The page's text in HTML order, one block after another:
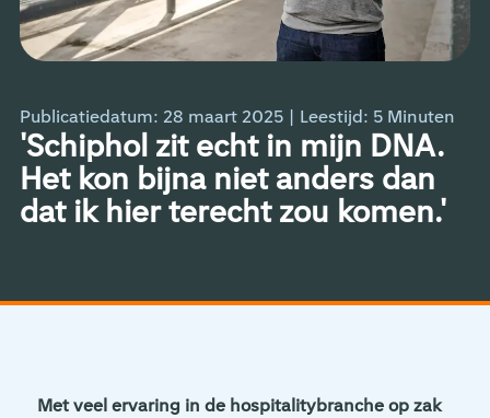
'Schiphol zit echt in mijn DNA.
Het kon bijna niet anders dan
dat ik hier terecht zou komen.'
Publicatiedatum: 28 maart 2025 | Leestijd: 5Minuten
Met veel ervaring in de hospitalitybranche op zak